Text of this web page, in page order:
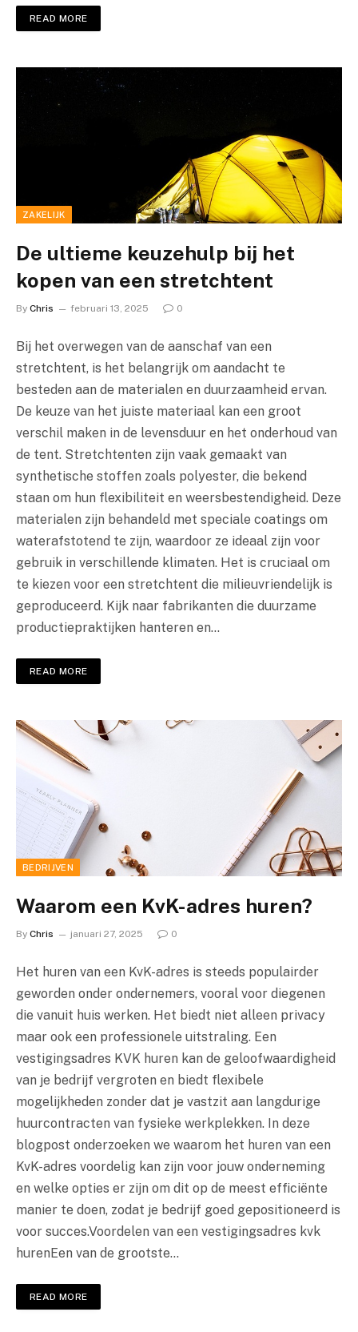
READ MORE
ZAKELIJK
De ultieme keuzehulp bij het
kopen van een stretchtent
By Chris februari 13, 2025 0
Bij het overwegen van de aanschaf van een
stretchtent, is het belangrijk om aandacht te
besteden aan de materialen en duurzaamheid ervan.
De keuze van het juiste materiaal kan een groot
verschil maken in de levensduur en het onderhoud van
de tent. Stretchtenten zijn vaak gemaakt van
synthetische stoffen zoals polyester, die bekend
staan om hun flexibiliteit en weersbestendigheid. Deze
materialen zijn behandeld met speciale coatings om
waterafstotend te zijn, waardoor ze ideaal zijn voor
gebruik in verschillende klimaten. Het is cruciaal om
te kiezen voor een stretchtent die milieuvriendelijk is
geproduceerd. Kijk naar fabrikanten die duurzame
productiepraktijken hanteren en…
READ MORE
BEDRIJVEN
Waarom een KvK-adres huren?
By Chris januari 27, 2025 0
Het huren van een KvK-adres is steeds populairder
geworden onder ondernemers, vooral voor diegenen
die vanuit huis werken. Het biedt niet alleen privacy
maar ook een professionele uitstraling. Een
vestigingsadres KVK huren kan de geloofwaardigheid
van je bedrijf vergroten en biedt flexibele
mogelijkheden zonder dat je vastzit aan langdurige
huurcontracten van fysieke werkplekken. In deze
blogpost onderzoeken we waarom het huren van een
KvK-adres voordelig kan zijn voor jouw onderneming
en welke opties er zijn om dit op de meest efficiënte
manier te doen, zodat je bedrijf goed gepositioneerd is
voor succes.Voordelen van een vestigingsadres kvk
hurenEen van de grootste…
READ MORE